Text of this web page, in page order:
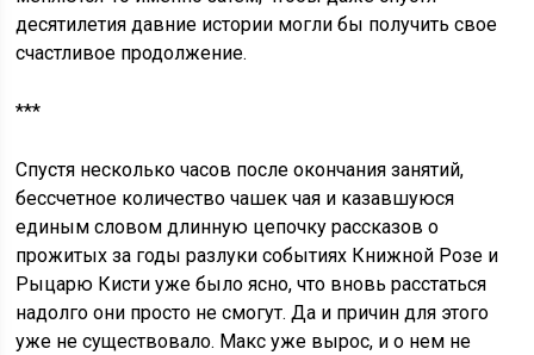
десятилетия давние истории могли бы получить свое
счастливое продолжение.
***
Спустя несколько часов после окончания занятий,
бессчетное количество чашек чая и казавшуюся
единым словом длинную цепочку рассказов о
прожитых за годы разлуки событиях Книжной Розе и
Рыцарю Кисти уже было ясно, что вновь расстаться
надолго они просто не смогут. Да и причин для этого
уже не существовало. Макс уже вырос, и о нем не